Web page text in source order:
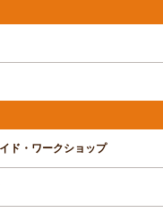
ド・ワークショップ